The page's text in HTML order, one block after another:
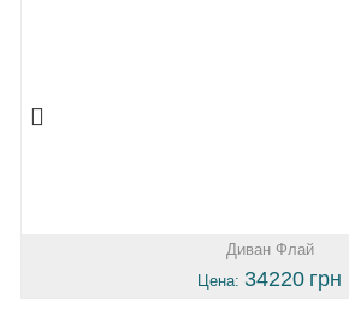
Диван Флай
Цена: 34220 грн